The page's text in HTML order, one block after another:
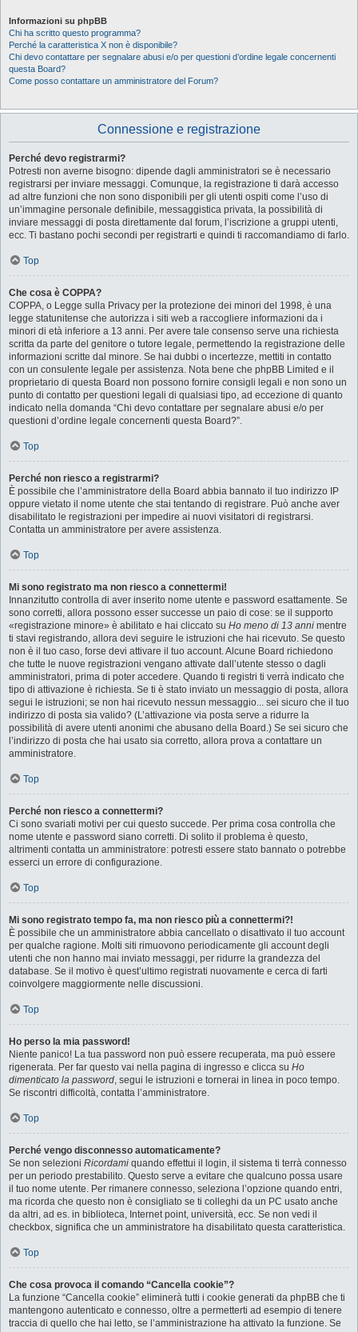
Informazioni su phpBB
Chi ha scritto questo programma?
Perché la caratteristica X non è disponibile?
Chi devo contattare per segnalare abusi e/o per questioni d’ordine legale concernenti
questa Board?
Come posso contattare un amministratore del Forum?
Connessione e registrazione
Perché devo registrarmi?
Potresti non averne bisogno: dipende dagli amministratori se è necessario
registrarsi per inviare messaggi. Comunque, la registrazione ti darà accesso
ad altre funzioni che non sono disponibili per gli utenti ospiti come l’uso di
un’immagine personale definibile, messaggistica privata, la possibilità di
inviare messaggi di posta direttamente dal forum, l’iscrizione a gruppi utenti,
ecc. Ti bastano pochi secondi per registrarti e quindi ti raccomandiamo di farlo.
Top
Che cosa è COPPA?
COPPA, o Legge sulla Privacy per la protezione dei minori del 1998, è una
legge statunitense che autorizza i siti web a raccogliere informazioni da i
minori di età inferiore a 13 anni. Per avere tale consenso serve una richiesta
scritta da parte del genitore o tutore legale, permettendo la registrazione delle
informazioni scritte dal minore. Se hai dubbi o incertezze, mettiti in contatto
con un consulente legale per assistenza. Nota bene che phpBB Limited e il
proprietario di questa Board non possono fornire consigli legali e non sono un
punto di contatto per questioni legali di qualsiasi tipo, ad eccezione di quanto
indicato nella domanda “Chi devo contattare per segnalare abusi e/o per
questioni d’ordine legale concernenti questa Board?”.
Top
Perché non riesco a registrarmi?
È possibile che l’amministratore della Board abbia bannato il tuo indirizzo IP
oppure vietato il nome utente che stai tentando di registrare. Può anche aver
disabilitato le registrazioni per impedire ai nuovi visitatori di registrarsi.
Contatta un amministratore per avere assistenza.
Top
Mi sono registrato ma non riesco a connettermi!
Innanzitutto controlla di aver inserito nome utente e password esattamente. Se
sono corretti, allora possono esser successe un paio di cose: se il supporto
«registrazione minore» è abilitato e hai cliccato su Ho meno di 13 anni mentre
ti stavi registrando, allora devi seguire le istruzioni che hai ricevuto. Se questo
non è il tuo caso, forse devi attivare il tuo account. Alcune Board richiedono
che tutte le nuove registrazioni vengano attivate dall’utente stesso o dagli
amministratori, prima di poter accedere. Quando ti registri ti verrà indicato che
tipo di attivazione è richiesta. Se ti è stato inviato un messaggio di posta, allora
segui le istruzioni; se non hai ricevuto nessun messaggio... sei sicuro che il tuo
indirizzo di posta sia valido? (L’attivazione via posta serve a ridurre la
possibilità di avere utenti anonimi che abusano della Board.) Se sei sicuro che
l’indirizzo di posta che hai usato sia corretto, allora prova a contattare un
amministratore.
Top
Perché non riesco a connettermi?
Ci sono svariati motivi per cui questo succede. Per prima cosa controlla che
nome utente e password siano corretti. Di solito il problema è questo,
altrimenti contatta un amministratore: potresti essere stato bannato o potrebbe
esserci un errore di configurazione.
Top
Mi sono registrato tempo fa, ma non riesco più a connettermi?!
È possibile che un amministratore abbia cancellato o disattivato il tuo account
per qualche ragione. Molti siti rimuovono periodicamente gli account degli
utenti che non hanno mai inviato messaggi, per ridurre la grandezza del
database. Se il motivo è quest’ultimo registrati nuovamente e cerca di farti
coinvolgere maggiormente nelle discussioni.
Top
Ho perso la mia password!
Niente panico! La tua password non può essere recuperata, ma può essere
rigenerata. Per far questo vai nella pagina di ingresso e clicca su Ho
dimenticato la password, segui le istruzioni e tornerai in linea in poco tempo.
Se riscontri difficoltà, contatta l’amministratore.
Top
Perché vengo disconnesso automaticamente?
Se non selezioni Ricordami quando effettui il login, il sistema ti terrà connesso
per un periodo prestabilito. Questo serve a evitare che qualcuno possa usare
il tuo nome utente. Per rimanere connesso, seleziona l’opzione quando entri,
ma ricorda che questo non è consigliato se ti colleghi da un PC usato anche
da altri, ad es. in biblioteca, Internet point, università, ecc. Se non vedi il
checkbox, significa che un amministratore ha disabilitato questa caratteristica.
Top
Che cosa provoca il comando “Cancella cookie”?
La funzione “Cancella cookie” eliminerà tutti i cookie generati da phpBB che ti
mantengono autenticato e connesso, oltre a permetterti ad esempio di tenere
traccia di quello che hai letto, se l’amministrazione ha attivato la funzione. Se